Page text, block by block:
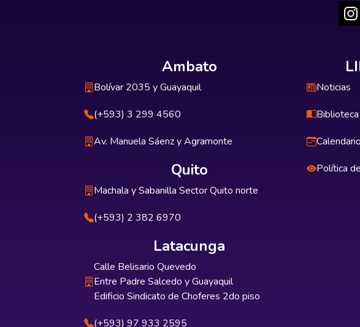
Ambato
Bolívar 2035 y Guayaquil
(+593) 3 299 4560
Av. Manuela Sáenz y Agramonte
Quito
Machala y Sabanilla Sector Quito norte
(+593) 2 382 6970
Latacunga
Calle Belisario Quevedo
Entre Padre Salcedo y Guayaquil
Edificio Sindicato de Choferes 2do piso
(+593) 97 933 2595
Noticias
Biblioteca
Política